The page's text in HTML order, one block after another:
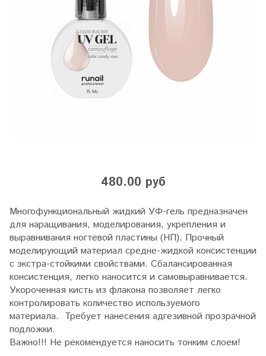
480.00 руб
Многофункциональный жидкий УФ-гель предназначен
для наращивания, моделирования, укрепления и
выравнивания ногтевой пластины (НП). Прочный
моделирующий материал средне-жидкой консистенции
с экстра-стойкими свойствами. Сбалансированная
консистенция, легко наносится и самовыравнивается.
Укороченная кисть из флакона позволяет легко
контролировать количество используемого
материала. Требует нанесения адгезивной прозрачной
подложки.
Важно!!! Не рекомендуется наносить тонким слоем!